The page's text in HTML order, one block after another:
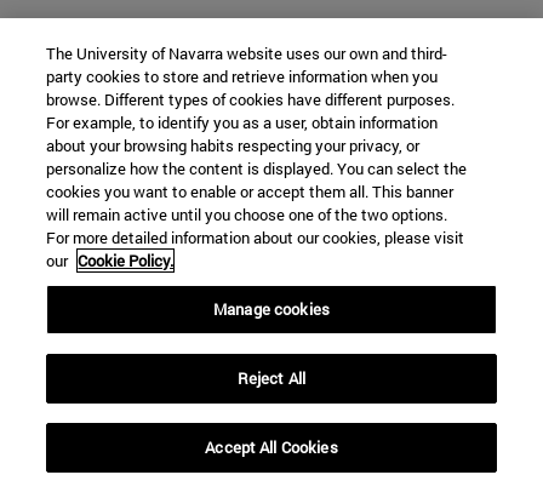
The University of Navarra website uses our own and third-
party cookies to store and retrieve information when you
browse. Different types of cookies have different purposes.
For example, to identify you as a user, obtain information
about your browsing habits respecting your privacy, or
personalize how the content is displayed. You can select the
cookies you want to enable or accept them all. This banner
will remain active until you choose one of the two options.
For more detailed information about our cookies, please visit
our Cookie Policy.
Manage cookies
Reject All
Accept All Cookies